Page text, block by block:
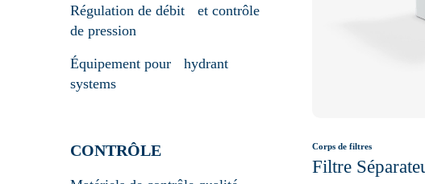
Corps de filtres
Filtre
Régulation de débit et contrôle
de pression
Équipement pour hydrant
systems
CONTRÔLE